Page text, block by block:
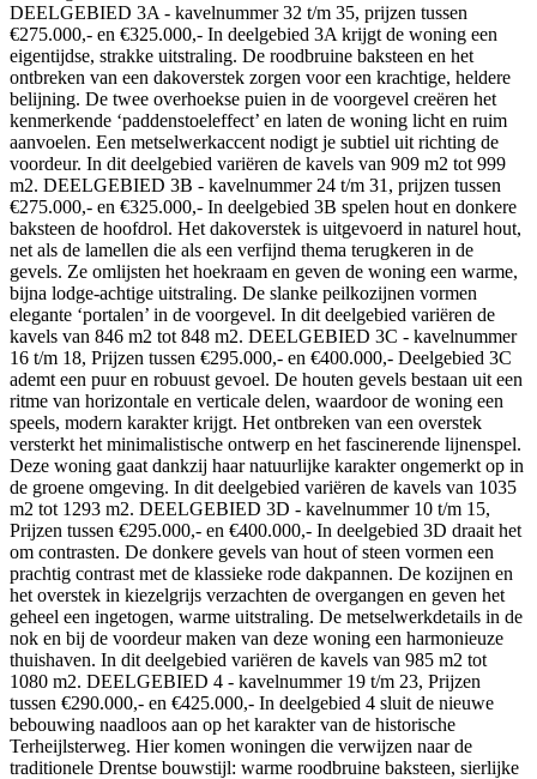
DEELGEBIED 3A - kavelnummer 32 t/m 35, prijzen tussen
€275.000,- en €325.000,- In deelgebied 3A krijgt de woning een
eigentijdse, strakke uitstraling. De roodbruine baksteen en het
ontbreken van een dakoverstek zorgen voor een krachtige, heldere
belijning. De twee overhoekse puien in de voorgevel creëren het
kenmerkende ‘paddenstoeleffect’ en laten de woning licht en ruim
aanvoelen. Een metselwerkaccent nodigt je subtiel uit richting de
voordeur. In dit deelgebied variëren de kavels van 909 m2 tot 999
m2. DEELGEBIED 3B - kavelnummer 24 t/m 31, prijzen tussen
€275.000,- en €325.000,- In deelgebied 3B spelen hout en donkere
baksteen de hoofdrol. Het dakoverstek is uitgevoerd in naturel hout,
net als de lamellen die als een verfijnd thema terugkeren in de
gevels. Ze omlijsten het hoekraam en geven de woning een warme,
bijna lodge-achtige uitstraling. De slanke peilkozijnen vormen
elegante ‘portalen’ in de voorgevel. In dit deelgebied variëren de
kavels van 846 m2 tot 848 m2. DEELGEBIED 3C - kavelnummer
16 t/m 18, Prijzen tussen €295.000,- en €400.000,- Deelgebied 3C
ademt een puur en robuust gevoel. De houten gevels bestaan uit een
ritme van horizontale en verticale delen, waardoor de woning een
speels, modern karakter krijgt. Het ontbreken van een overstek
versterkt het minimalistische ontwerp en het fascinerende lijnenspel.
Deze woning gaat dankzij haar natuurlijke karakter ongemerkt op in
de groene omgeving. In dit deelgebied variëren de kavels van 1035
m2 tot 1293 m2. DEELGEBIED 3D - kavelnummer 10 t/m 15,
Prijzen tussen €295.000,- en €400.000,- In deelgebied 3D draait het
om contrasten. De donkere gevels van hout of steen vormen een
prachtig contrast met de klassieke rode dakpannen. De kozijnen en
het overstek in kiezelgrijs verzachten de overgangen en geven het
geheel een ingetogen, warme uitstraling. De metselwerkdetails in de
nok en bij de voordeur maken van deze woning een harmonieuze
thuishaven. In dit deelgebied variëren de kavels van 985 m2 tot
1080 m2. DEELGEBIED 4 - kavelnummer 19 t/m 23, Prijzen
tussen €290.000,- en €425.000,- In deelgebied 4 sluit de nieuwe
bebouwing naadloos aan op het karakter van de historische
Terheijlsterweg. Hier komen woningen die verwijzen naar de
traditionele Drentse bouwstijl: warme roodbruine baksteen, sierlijke